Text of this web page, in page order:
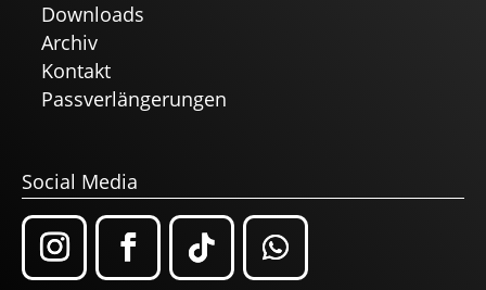
Downloads
Archiv
Kontakt
Passverlängerungen
Social Media